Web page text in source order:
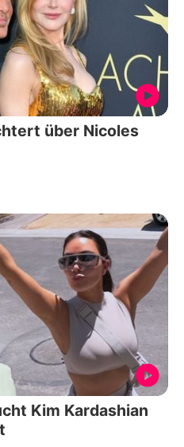
über Nicoles
Kim Kardashian